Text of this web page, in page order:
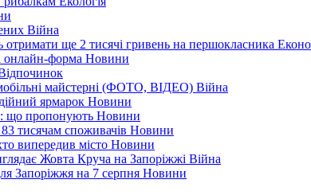
Війна
ще 2 тисячі гривень на першокласника
онлайн-форма Новини
майстерні (ФОТО, ВІДЕО) Війна
ярмарок Новини
що пропонують Новини
тисячам споживачів Новини
випередив місто Новини
Жовта Круча на Запоріжжі Війна
Запоріжжя на 7 серпня Новини